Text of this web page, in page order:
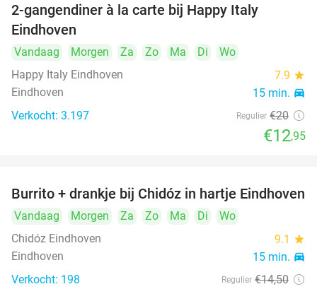
2-gangendiner à la carte bij Happy Italy
Eindhoven
Vandaag Morgen Za Zo Ma Di
Wo
Happy Italy Eindhoven
7.9 star
Eindhoven 15 min. directions_car
Verkocht: 3.197 Regulier €20
€12,95
36%
Burrito + drankje bij Chidóz in hartje Eindhoven
Vandaag Morgen Za Zo Ma Di
Wo
Chidóz Eindhoven
9.1 star
Eindhoven 15 min. directions_car
Verkocht: 198 Regulier €14,50